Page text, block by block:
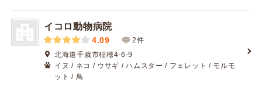
イコロ動物病院
4.09
2件
北海道千歳市稲穂4-6-9
イヌ / ネコ / ウサギ / ハムスター / フェレット / モルモ
ット / 鳥